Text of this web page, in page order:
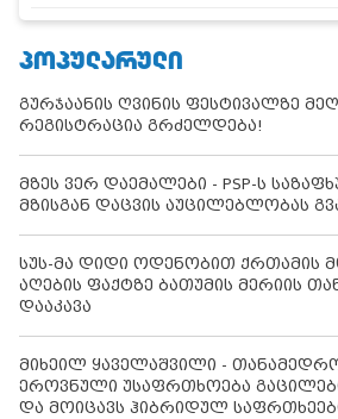
ᲞᲝᲞᲣᲚᲐᲠᲣᲚᲘ
გურჯაანის ღვინის ფესტივალზე
რეგისტრაცია გრძელდება!
მზეს ვერ დაემალები - PSP-ს
მზისგან დაცვის აუცილებლობას
სუს-მა დიდი ოდენობით ქრთამის
აღების ფაქტზე ბათუმის მერიის
დააკავა
მიხეილ ყაველაშვილი -
ეროვნული უსაფრთხოება
და მოიცავს ჰიბრიდულ